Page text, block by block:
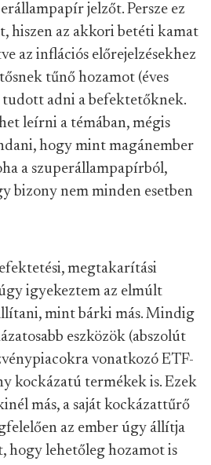
jelzőt. Persze ez
hiszen az akkori betéti kamat
az inflációs előrejelzésekhez
tűnő hozamot (éves
tudott adni a befektetőknek.
leírni a témában, mégis
hogy mint magánember
a szuperállampapírból,
bizony nem minden esetben
megtakarítási
igyekeztem az elmúlt
mint bárki más. Mindig
eszközök (abszolút
vonatkozó ETF-
kockázatú termékek is. Ezek
más, a saját kockázattűrő
az ember úgy állítja
hogy lehetőleg hozamot is